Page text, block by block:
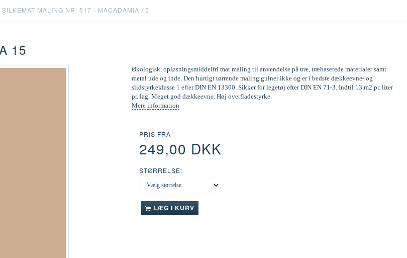
SILKEMAT MALING NR. 517 - MACADAMIA 15
15
Økologisk, opløsningsmiddelfri mat maling til anvendelse på træ, træbaserede materialer samt
metal ude og inde. Den hurtigt tørrende maling gulner ikke og er i bedste dækkeevne- og
slidstyrkeklasse 1 efter DIN EN 13300. Sikker for legetøj efter DIN EN 71-3. Indtil 13 m2 pr. liter
pr. lag. Meget god dækkeevne. Høj overfladestyrke.
Mere information
PRIS FRA
249,00 DKK
STØRRELSE:
LÆG I KURV